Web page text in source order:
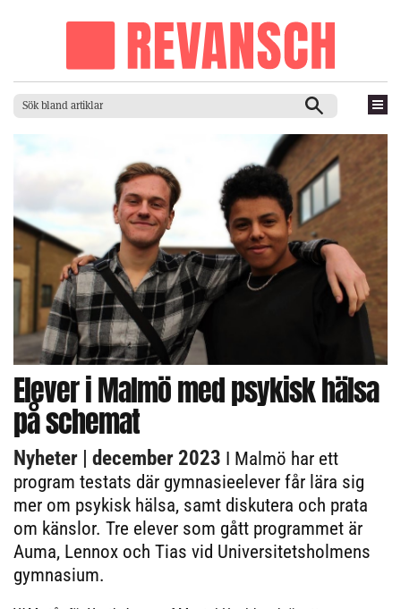
Elever i Malmö med psykisk hälsa
på schemat
Nyheter | december 2023 I Malmö har ett
program testats där gymnasieelever får lära sig
mer om psykisk hälsa, samt diskutera och prata
om känslor. Tre elever som gått programmet är
Auma, Lennox och Tias vid Universitetsholmens
gymnasium.